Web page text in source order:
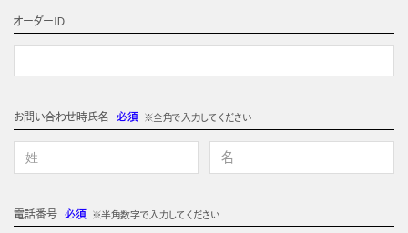
オーダーＩＤ
お問い合わせ時氏名 必須 ※全角で入力してください
電話番号必須 ※半角数字で入力してください